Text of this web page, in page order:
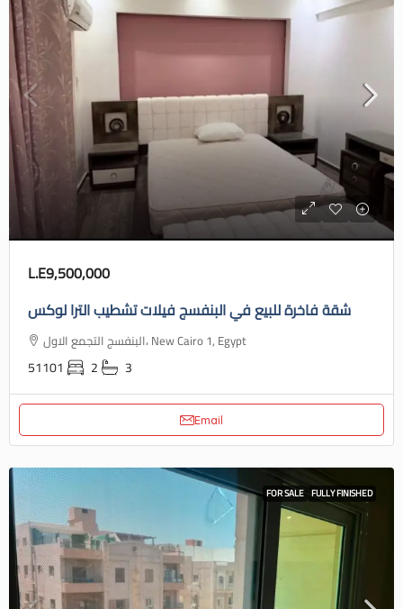
L.E9,500,000
شقة فاخرة للبيع في البنفسج فيلات تشطيب الترا لوكس
البنفسج التجمع الاول، New Cairo 1, Egypt
51101 2 3
Email
FOR SALE FULLY FINISHED